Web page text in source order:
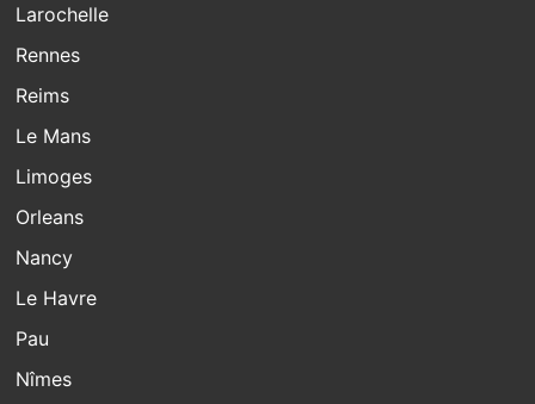
Larochelle
Rennes
Reims
Le Mans
Limoges
Orleans
Nancy
Le Havre
Pau
Nîmes